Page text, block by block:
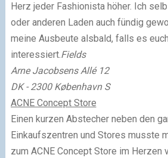
Herz jeder Fashionista höher. Ich
oder anderen Laden auch fündig
meine Ausbeute alsbald, falls es
interessiert.Fields
Arne Jacobsens Allé 12
DK - 2300 København S
ACNE Concept Store
Einen kurzen Abstecher neben den
Einkaufszentren und Stores musste
zum ACNE Concept Store im Herzen